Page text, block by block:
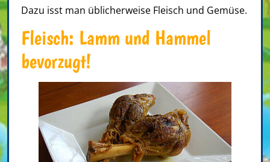
Dazu isst man üblicherweise Fleisch und Gemüse.
Fleisch: Lamm und Hammel
bevorzugt!